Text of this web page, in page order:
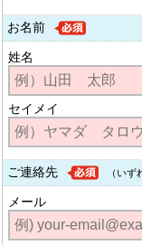
お名前
姓名
セイメイ
ご連絡先 （いず
メール